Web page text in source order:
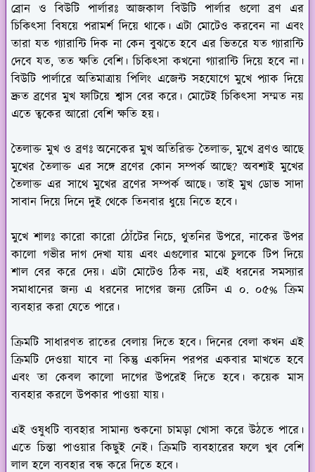
ব্রোন ও বিউটি পার্লারঃআজকাল বিউটি পার্লার গুলো ব্রণ এর
চিকিৎসা বিষয়ে পরামর্শ দিয়ে থাকে। এটা মোটেও করবেন না এবং
তারা যত গ্যারান্টি দিক না কেন বুঝতে হবে এর ভিতরে যত গ্যারান্টি
দেবে যত, তত ক্ষতি বেশি। চিকিৎসা কখনো গ্যারান্টি দিয়ে হবে না।
বিউটি পার্লারে অতিমাত্রায় পিলিং এজেন্ট সহযোগে মুখে প্যাক দিয়ে
দ্রুত ব্রণের মুখ ফাটিয়ে শ্বাস বের করে। মোটেই চিকিৎসা সম্মত নয়
এতে ত্বকের আরো বেশি ক্ষতি হয়।
তৈলাক্ত মুখ ও ব্রণঃঅনেকের মুখ অতিরিক্ত তৈলাক্ত, মুখে ব্রণও আছে
মুখের তৈলাক্ত এর সঙ্গে ব্রণের কোন সম্পর্ক আছে? অবশ্যই মুখের
তৈলাক্ত এর সাথে মুখের ব্রণের সম্পর্ক আছে। তাই মুখ ডোভ সাদা
সাবান দিয়ে দিনে দুই থেকে তিনবার ধুয়ে নিতে হবে।
মুখে শালঃকারো কারো ঠোঁটের নিচে, থুতনির উপরে, নাকের উপর
কালো গভীর দাগ দেখা যায় এবং এগুলোর মাঝে চুলকে টিপ দিয়ে
শাল বের করে দেয়। এটা মোটেও ঠিক নয়, এই ধরনের সমস্যার
সমাধানের জন্য এ ধরনের দাগের জন্য রেটিন এ ০. ০৫% ক্রিম
ব্যবহার করা যেতে পারে।
ক্রিমটি সাধারণত রাতের বেলায় দিতে হবে। দিনের বেলা কখন এই
ক্রিমটি দেওয়া যাবে না কিন্তু একদিন পরপর একবার মাখতে হবে
এবং তা কেবল কালো দাগের উপরেই দিতে হবে। কয়েক মাস
ব্যবহার করলে উপকার পাওয়া যায়।
এই ওষুধটি ব্যবহার সামান্য শুকনো চামড়া খোসা করে উঠতে পারে।
এতে চিন্তা পাওয়ার কিছুই নেই। ক্রিমটি ব্যবহারের ফলে খুব বেশি
লাল হলে ব্যবহার বন্ধ করে দিতে হবে।